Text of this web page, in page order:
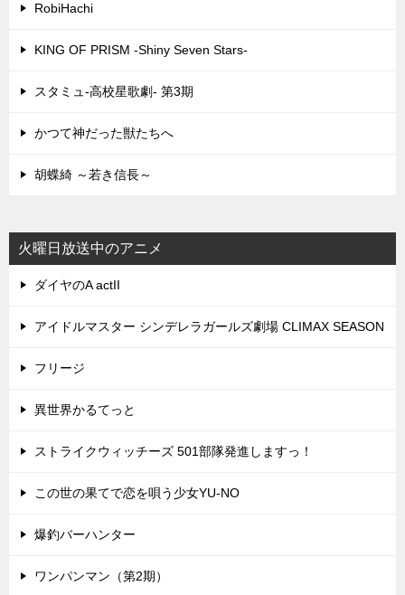
RobiHachi
KING OF PRISM -Shiny Seven Stars-
スタミュ-高校星歌劇- 第3期
かつて神だった獣たちへ
胡蝶綺 ～若き信長～
火曜日放送中のアニメ
ダイヤのA actII
アイドルマスター シンデレラガールズ劇場 CLIMAX SEASON
フリージ
異世界かるてっと
ストライクウィッチーズ 501部隊発進しますっ！
この世の果てで恋を唄う少女YU-NO
爆釣バーハンター
ワンパンマン（第2期）